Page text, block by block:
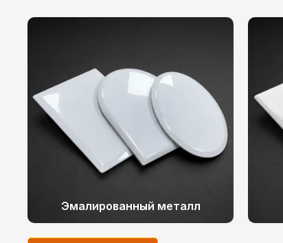
Эмалированный металл